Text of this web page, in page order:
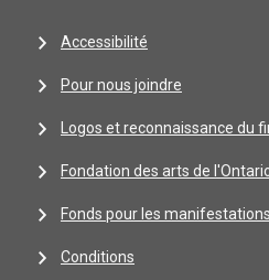
Accessibilité
Pour nous joindre
Logos et reconnaissance du
Fondation des arts de
Fonds pour les
Conditions